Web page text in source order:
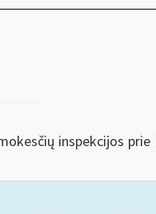
inspekcijos